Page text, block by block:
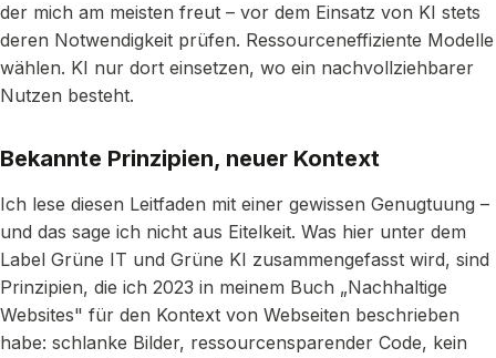
der mich am meisten freut – vor dem Einsatz von KI stets
deren Notwendigkeit prüfen. Ressourceneffiziente Modelle
wählen. KI nur dort einsetzen, wo ein nachvollziehbarer
Nutzen besteht.
Bekannte Prinzipien, neuer Kontext
Ich lese diesen Leitfaden mit einer gewissen Genugtuung –
und das sage ich nicht aus Eitelkeit. Was hier unter dem
Label Grüne IT und Grüne KI zusammengefasst wird, sind
Prinzipien, die ich 2023 in meinem Buch „Nachhaltige
Websites" für den Kontext von Webseiten beschrieben
habe: schlanke Bilder, ressourcensparender Code, kein